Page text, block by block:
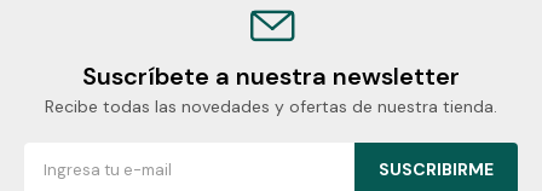
Suscríbete a nuestra newsletter
Recibe todas las novedades y ofertas de nuestra tienda.
SUSCRIBIRME